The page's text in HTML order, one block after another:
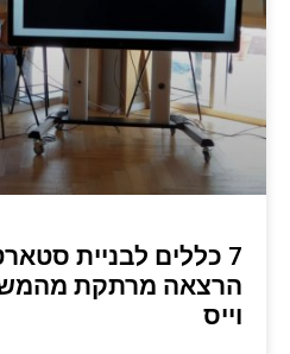
7 כללים לבניית
הרצאה מרתקת
וייס